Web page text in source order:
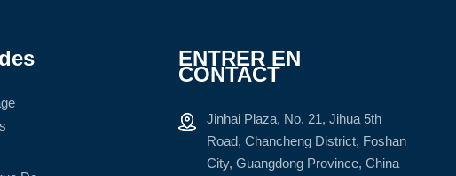
ENTRER EN
CONTACT
Jinhai Plaza, No. 21, Jihua 5th
Road, Chancheng District, Foshan
City, Guangdong Province, China